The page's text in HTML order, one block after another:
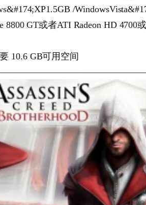
/
8800 GT或者ATI Radeon HD 4700
10.6 GB可用空间